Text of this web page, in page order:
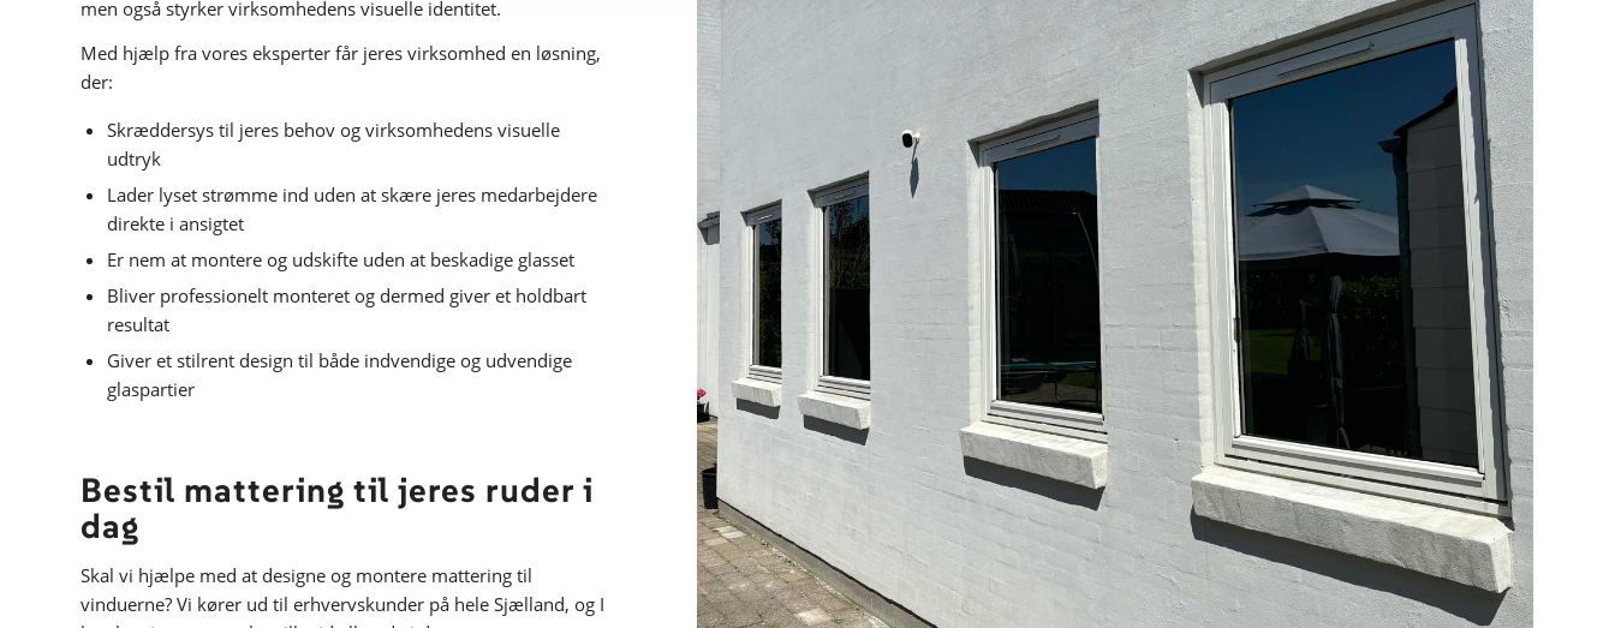
men også styrker virksomhedens visuelle identitet.
Med hjælp fra vores eksperter får jeres virksomhed en løsning,
der:
Skræddersys til jeres behov og virksomhedens visuelle
udtryk
Lader lyset strømme ind uden at skære jeres medarbejdere
direkte i ansigtet
Er nem at montere og udskifte uden at beskadige glasset
Bliver professionelt monteret og dermed giver et holdbart
resultat
Giver et stilrent design til både indvendige og udvendige
glaspartier
Bestil mattering til jeres ruder i
dag
Skal vi hjælpe med at designe og montere mattering til
vinduerne? Vi kører ud til erhvervskunder på hele Sjælland, og I